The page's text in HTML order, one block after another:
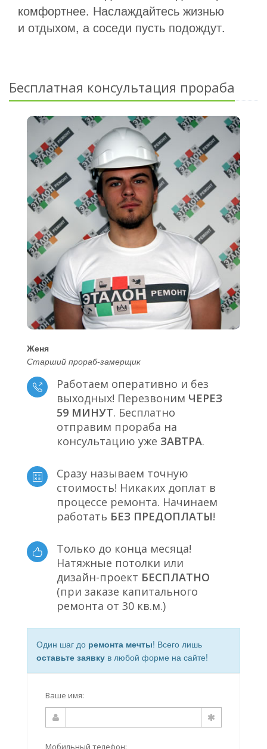
комфортнее. Наслаждайтесь жизнью
и отдыхом, а соседи пусть подождут.
Бесплатная консультация прораба
Женя
Старший прораб-замерщик
Работаем оперативно и без
выходных! Перезвоним ЧЕРЕЗ
59 МИНУТ. Бесплатно
отправим прораба на
консультацию уже ЗАВТРА.
Сразу называем точную
стоимость! Никаких доплат в
процессе ремонта. Начинаем
работать БЕЗ ПРЕДОПЛАТЫ!
Только до конца месяца!
Натяжные потолки или
дизайн-проект БЕСПЛАТНО
(при заказе капитального
ремонта от 30 кв.м.)
Один шаг до ремонта мечты! Всего лишь
оставьте заявку в любой форме на сайте!
Ваше имя:
Мобильный телефон: